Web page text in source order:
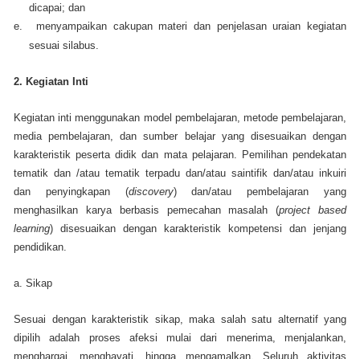
dicapai; dan
e.
menyampaikan cakupan materi dan penjelasan uraian kegiatan
sesuai silabus.
2. Kegiatan Inti
Kegiatan inti menggunakan model pembelajaran, metode pembelajaran,
media pembelajaran, dan sumber belajar yang disesuaikan dengan
karakteristik peserta didik dan mata pelajaran. Pemilihan pendekatan
tematik dan /atau tematik terpadu dan/atau saintifik dan/atau inkuiri
dan penyingkapan (discovery) dan/atau pembelajaran yang
menghasilkan karya berbasis pemecahan masalah (project based
learning) disesuaikan dengan karakteristik kompetensi dan jenjang
pendidikan.
a. Sikap
Sesuai dengan karakteristik sikap, maka salah satu alternatif yang
dipilih adalah proses afeksi mulai dari menerima, menjalankan,
menghargai, menghayati, hingga mengamalkan. Seluruh aktivitas